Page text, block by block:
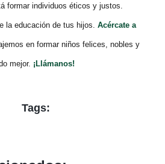
formar individuos éticos y justos.
la educación de tus hijos. Acércate a
en formar niños felices, nobles y
mejor. ¡Llámanos!
Tags: